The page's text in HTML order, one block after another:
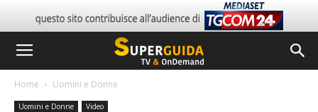
Home Uomini e Donne
Uomini e Donne Video